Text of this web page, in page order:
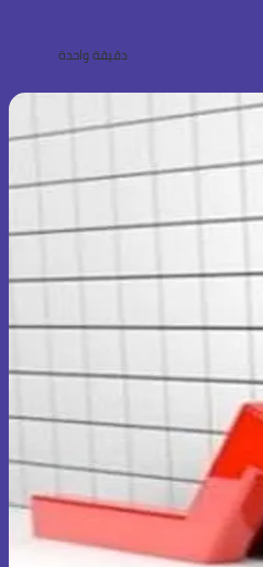
دقيقة واحدة